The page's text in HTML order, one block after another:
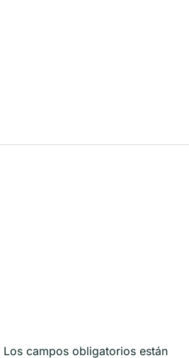
Los campos obligatorios están